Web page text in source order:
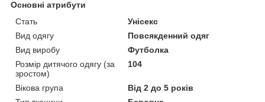
Основні атрибути
Стать
Унісекс
Вид одягу
Повсякденний одяг
Вид виробу
Футболка
Розмір дитячого одягу (за
зростом)
104
Вікова група
Від 2 до 5 років